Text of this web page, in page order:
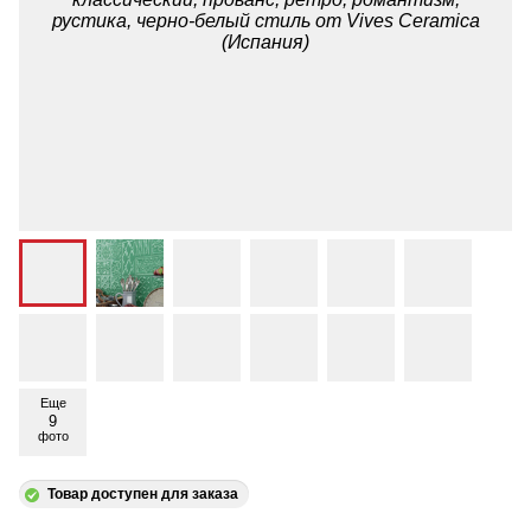
Еще
9
фото
Товар доступен для заказа